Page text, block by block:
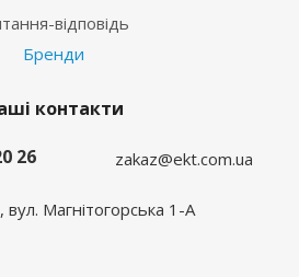
відповідь
Бренди
контакти
26
zakaz@ekt.com.ua
вул. Магнітогорська 1-А